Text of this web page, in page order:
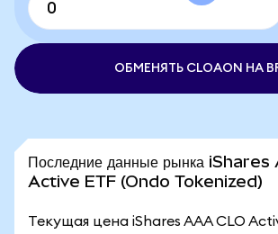
ОБМЕНЯТЬ CLOAON НА
Последние данные рынка
Active ETF (Ondo Tokenized)
Текущая цена iShares AAA CLO